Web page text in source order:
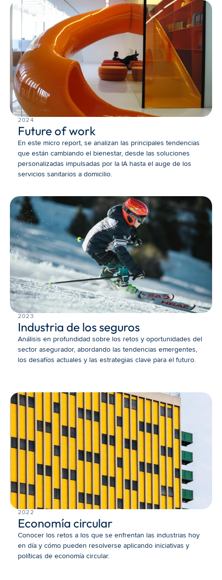
2024
Future of work
En este micro report, se analizan las principales tendencias
que están cambiando el bienestar, desde las soluciones
personalizadas impulsadas por la IA hasta el auge de los
servicios sanitarios a domicilio.
2023
Industria de los seguros
Análisis en profundidad sobre los retos y oportunidades del
sector asegurador, abordando las tendencias emergentes,
los desafíos actuales y las estrategias clave para el futuro.
2022
Economía circular
Conocer los retos a los que se enfrentan las industrias hoy
en día y cómo pueden resolverse aplicando iniciativas y
políticas de economía circular.